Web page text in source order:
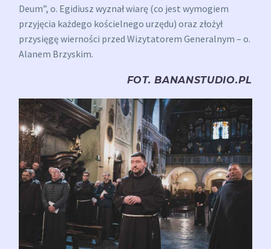
Deum”, o. Egidiusz wyznał wiarę (co jest wymogiem
przyjęcia każdego kościelnego urzędu) oraz złożył
przysięgę wierności przed Wizytatorem Generalnym – o.
Alanem Brzyskim.
FOT. BANANSTUDIO.PL